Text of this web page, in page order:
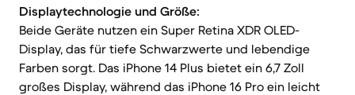
Displaytechnologie und Größe:
Beide Geräte nutzen ein Super Retina XDR OLED-
Display, das für tiefe Schwarzwerte und lebendige
Farben sorgt. Das iPhone 14 Plus bietet ein 6,7 Zoll
großes Display, während das iPhone 16 Pro ein leicht